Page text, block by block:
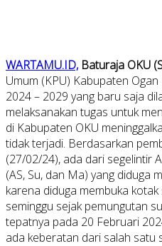
WARTAMU.ID, Baturaja OKU
Umum (KPU) Kabupaten
2024 – 2029 yang baru saja
melaksanakan tugas untuk
di Kabupaten OKU
tidak terjadi. Berdasarkan
(27/02/24), ada dari segelintir
(AS, Su, dan Ma) yang diduga
karena diduga membuka
seminggu sejak pemungutan
tepatnya pada 20 Februari
ada keberatan dari salah satu